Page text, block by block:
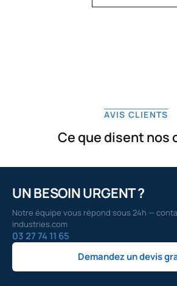
AVIS CLIENTS
Ce que disent nos
UN BESOIN URGENT ?
Notre équipe vous répond sous 24h —
industries.com
03 27 74 11 65
Demandez un devis